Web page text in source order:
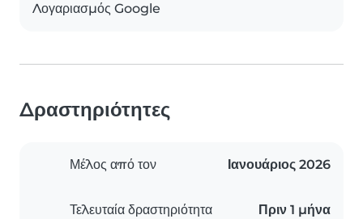
Λογαριασμός Google
Δραστηριότητες
Μέλος από τον Ιανουάριος 2026
Τελευταία δραστηριότητα Πριν 1 μήνα